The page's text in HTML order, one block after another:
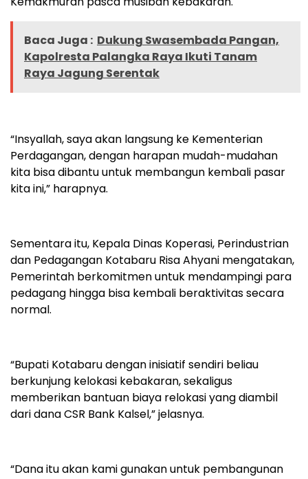
Baca Juga : Dukung Swasembada Pangan,
Kapolresta Palangka Raya Ikuti Tanam
Raya Jagung Serentak
“Insyallah, saya akan langsung ke Kementerian
Perdagangan, dengan harapan mudah-mudahan
kita bisa dibantu untuk membangun kembali pasar
kita ini,” harapnya.
Sementara itu, Kepala Dinas Koperasi, Perindustrian
dan Pedagangan Kotabaru Risa Ahyani mengatakan,
Pemerintah berkomitmen untuk mendampingi para
pedagang hingga bisa kembali beraktivitas secara
normal.
“Bupati Kotabaru dengan inisiatif sendiri beliau
berkunjung kelokasi kebakaran, sekaligus
memberikan bantuan biaya relokasi yang diambil
dari dana CSR Bank Kalsel,” jelasnya.
“Dana itu akan kami gunakan untuk pembangunan